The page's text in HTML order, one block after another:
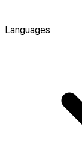
Languages